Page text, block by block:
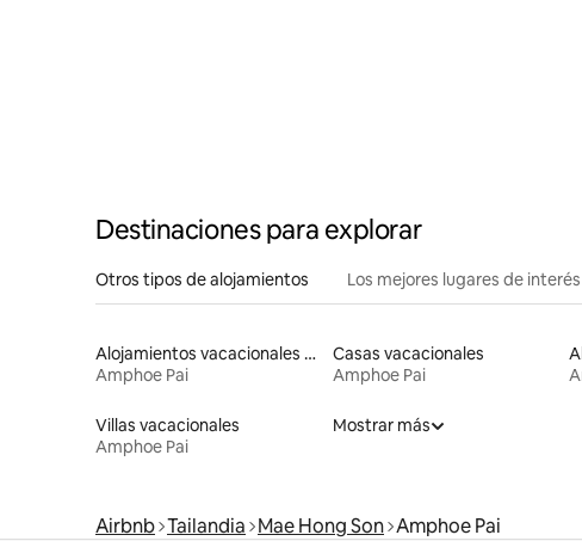
Destinaciones para explorar
Otros tipos de alojamientos Los mejores lugares de
Alojamientos vacacionales que admiten mascotas
Amphoe Pai
Casas vacacionales
Amphoe Pai
Villas vacacionales
Amphoe Pai
Mostrar más
Airbnb Tailandia Mae Hong Son Amphoe Pai